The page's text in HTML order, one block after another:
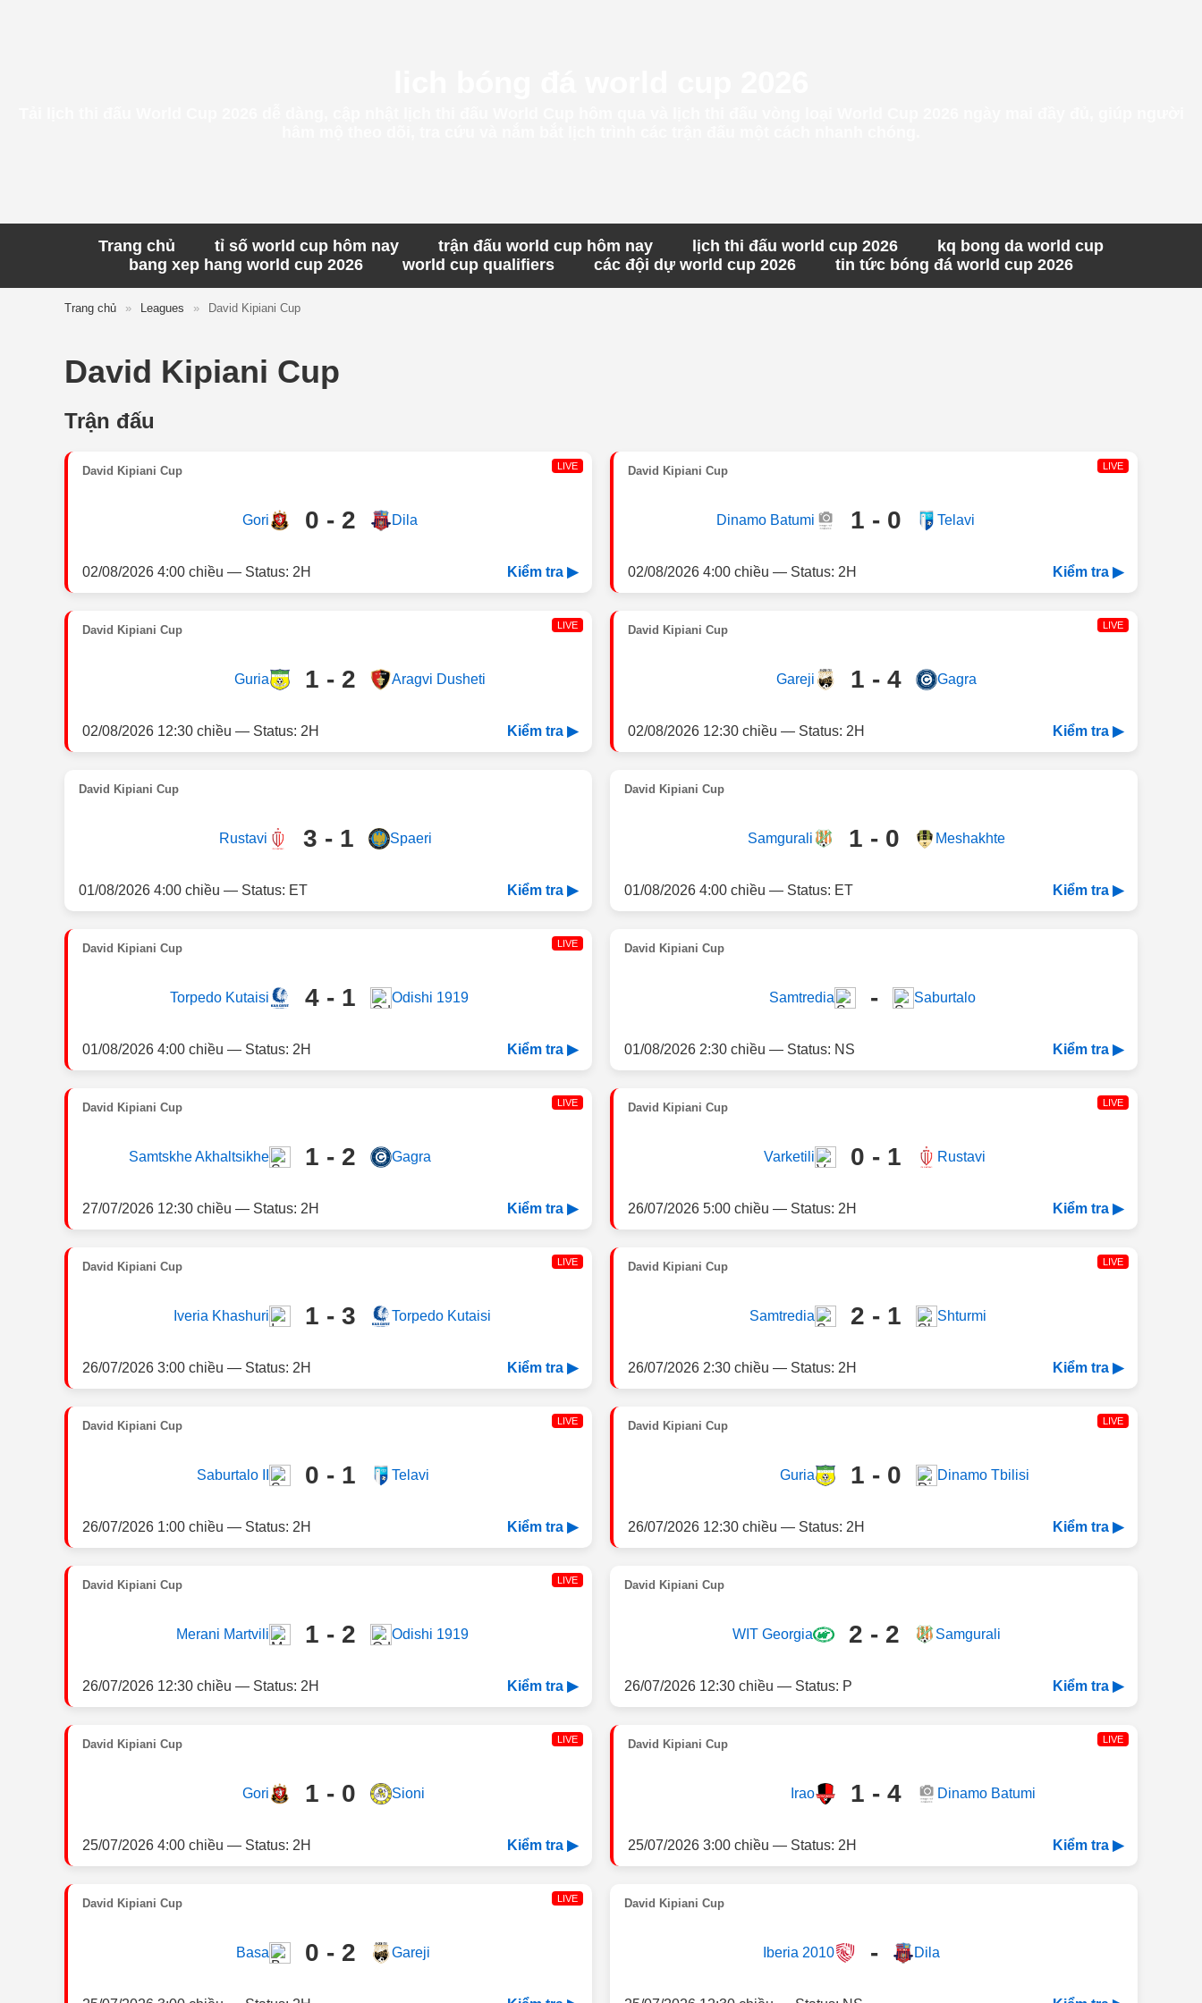
Trang chủ tỉ số world cup hôm nay trận đấu world cup hôm nay lịch thi đấu world cup 2026
kq bong da world cup
bang xep hang world cup 2026
world cup qualifiers các đội dự world cup 2026 tin tức bóng đá world cup 2026
Trang chủ » Leagues » David Kipiani Cup
David Kipiani Cup
Trận đấu
David Kipiani Cup LIVE
Gori 0 - 2 Dila
02/08/2026 4:00 chiều — Status: 2H Kiểm tra ▶
David Kipiani Cup LIVE
Dinamo Batumi 1 - 0 Telavi
02/08/2026 4:00 chiều — Status: 2H Kiểm tra ▶
David Kipiani Cup LIVE
Guria 1 - 2 Aragvi Dusheti
02/08/2026 12:30 chiều — Status: 2H Kiểm tra ▶
David Kipiani Cup LIVE
Gareji 1 - 4 Gagra
02/08/2026 12:30 chiều — Status: 2H Kiểm tra ▶
David Kipiani Cup
Rustavi 3 - 1 Spaeri
01/08/2026 4:00 chiều — Status: ET Kiểm tra ▶
David Kipiani Cup
Samgurali 1 - 0 Meshakhte
01/08/2026 4:00 chiều — Status: ET Kiểm tra ▶
David Kipiani Cup LIVE
Torpedo Kutaisi 4 - 1 Odishi 1919
01/08/2026 4:00 chiều — Status: 2H Kiểm tra ▶
David Kipiani Cup
Samtredia - Saburtalo
01/08/2026 2:30 chiều — Status: NS Kiểm tra ▶
David Kipiani Cup LIVE
Samtskhe Akhaltsikhe 1 - 2 Gagra
27/07/2026 12:30 chiều — Status: 2H Kiểm tra ▶
David Kipiani Cup LIVE
Varketili 0 - 1 Rustavi
26/07/2026 5:00 chiều — Status: 2H Kiểm tra ▶
David Kipiani Cup LIVE
Iveria Khashuri 1 - 3 Torpedo Kutaisi
26/07/2026 3:00 chiều — Status: 2H Kiểm tra ▶
David Kipiani Cup LIVE
Samtredia 2 - 1 Shturmi
26/07/2026 2:30 chiều — Status: 2H Kiểm tra ▶
David Kipiani Cup LIVE
Saburtalo II 0 - 1 Telavi
26/07/2026 1:00 chiều — Status: 2H Kiểm tra ▶
David Kipiani Cup LIVE
Guria 1 - 0 Dinamo Tbilisi
26/07/2026 12:30 chiều — Status: 2H Kiểm tra ▶
David Kipiani Cup LIVE
Merani Martvili 1 - 2 Odishi 1919
26/07/2026 12:30 chiều — Status: 2H Kiểm tra ▶
David Kipiani Cup
WIT Georgia 2 - 2 Samgurali
26/07/2026 12:30 chiều — Status: P Kiểm tra ▶
David Kipiani Cup LIVE
Gori 1 - 0 Sioni
25/07/2026 4:00 chiều — Status: 2H Kiểm tra ▶
David Kipiani Cup LIVE
Irao 1 - 4 Dinamo Batumi
25/07/2026 3:00 chiều — Status: 2H Kiểm tra ▶
David Kipiani Cup LIVE
Basa 0 - 2 Gareji
David Kipiani Cup
Iberia 2010 - Dila